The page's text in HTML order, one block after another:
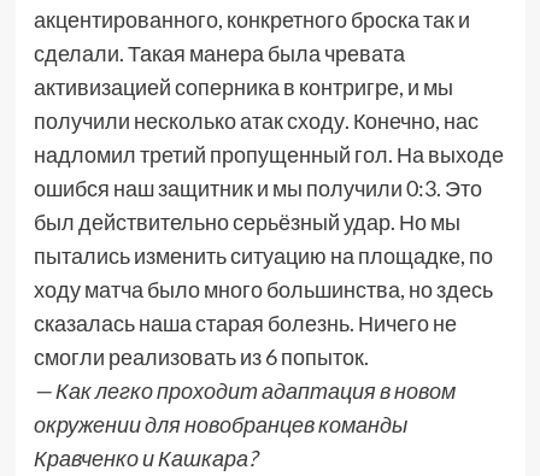
акцентированного, конкретного броска так и
сделали. Такая манера была чревата
активизацией соперника в контригре, и мы
получили несколько атак сходу. Конечно, нас
надломил третий пропущенный гол. На выходе
ошибся наш защитник и мы получили 0:3. Это
был действительно серьёзный удар. Но мы
пытались изменить ситуацию на площадке, по
ходу матча было много большинства, но здесь
сказалась наша старая болезнь. Ничего не
смогли реализовать из 6 попыток.
— Как легко проходит адаптация в новом
окружении для новобранцев команды
Кравченко и Кашкара?